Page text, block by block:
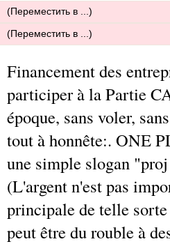
Financement des
participer à la Partie
époque, sans voler,
tout à honnête:. ONE
une simple slogan
(L'argent n'est pas
principale de telle
peut être du rouble à